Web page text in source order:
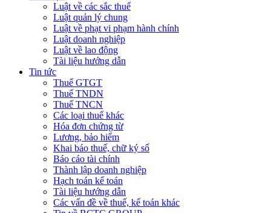
Luật về các sắc thuế
Luật quản lý chung
Luật về phạt vi phạm hành chính
Luật doanh nghiệp
Luật về lao động
Tài liệu hướng dẫn
Tin tức
Thuế GTGT
Thuế TNDN
Thuế TNCN
Các loại thuế khác
Hóa đơn chứng từ
Lương, bảo hiểm
Khai báo thuế, chữ ký số
Báo cáo tài chính
Thành lập doanh nghiệp
Hạch toán kế toán
Tài liệu hướng dẫn
Các vấn đề về thuế, kế toán khác